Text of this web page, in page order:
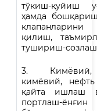
тўкиш-қуйиш
ҳамда
қилиш,
тушириш-созлаш
3.
кимёвий,
қайта ишлаш
портлаш-